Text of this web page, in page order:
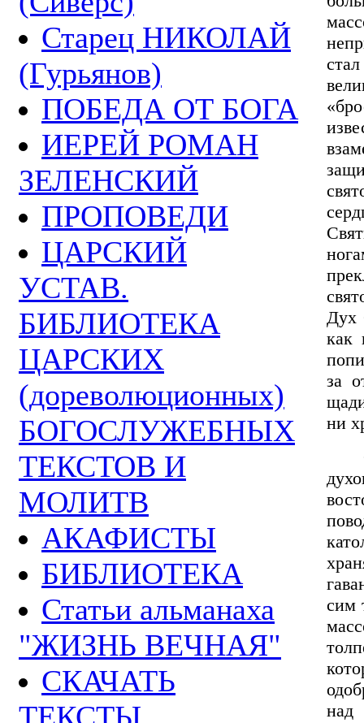
Старец НИКОЛАЙ
(Гурьянов)
ПОБЕДА ОТ БОГА
ИЕРЕЙ РОМАН
ЗЕЛЕНСКИЙ
ПРОПОВЕДИ
ЦАРСКИЙ
УСТАВ.
БИБЛИОТЕКА
ЦАРСКИХ
(дореволюционных)
БОГОСЛУЖЕБНЫХ
ТЕКСТОВ И
МОЛИТВ
АКАФИСТЫ
БИБЛИОТЕКА
Статьи альманаха
"ЖИЗНЬ ВЕЧНАЯ"
СКАЧАТЬ
Дух
как
за
ни
сим
над